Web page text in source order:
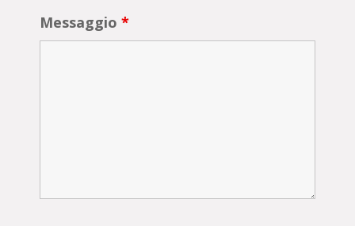
Messaggio *